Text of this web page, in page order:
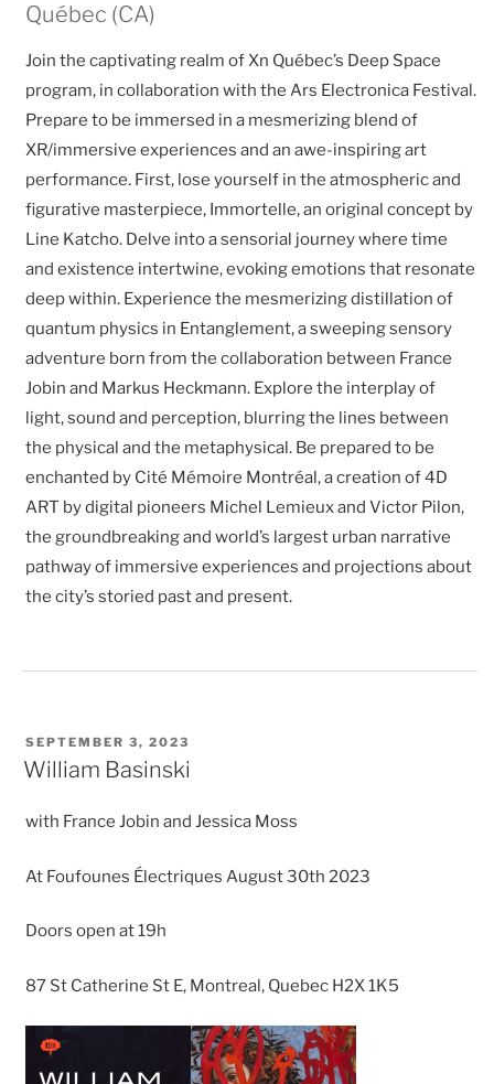
Québec (CA)
Join the captivating realm of Xn Québec’s Deep Space
program, in collaboration with the Ars Electronica Festival.
Prepare to be immersed in a mesmerizing blend of
XR/immersive experiences and an awe-inspiring art
performance. First, lose yourself in the atmospheric and
figurative masterpiece, Immortelle, an original concept by
Line Katcho. Delve into a sensorial journey where time
and existence intertwine, evoking emotions that resonate
deep within. Experience the mesmerizing distillation of
quantum physics in Entanglement, a sweeping sensory
adventure born from the collaboration between France
Jobin and Markus Heckmann. Explore the interplay of
light, sound and perception, blurring the lines between
the physical and the metaphysical. Be prepared to be
enchanted by Cité Mémoire Montréal, a creation of 4D
ART by digital pioneers Michel Lemieux and Victor Pilon,
the groundbreaking and world’s largest urban narrative
pathway of immersive experiences and projections about
the city’s storied past and present.
POSTED
ON
SEPTEMBER 3, 2023
William Basinski
with France Jobin and Jessica Moss
At Foufounes Électriques August 30th 2023
Doors open at 19h
87 St Catherine St E, Montreal, Quebec H2X 1K5